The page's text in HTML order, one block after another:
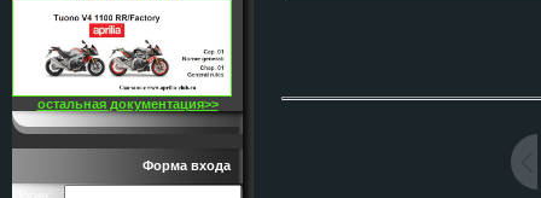
остальная документация>>
Форма входа